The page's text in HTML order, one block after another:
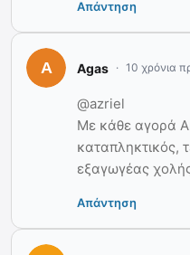
Απάντηση
Agas 10 χρόνια
@azriel
Με κάθε αγορά
καταπληκτικός,
εξαγωγέας
Απάντηση